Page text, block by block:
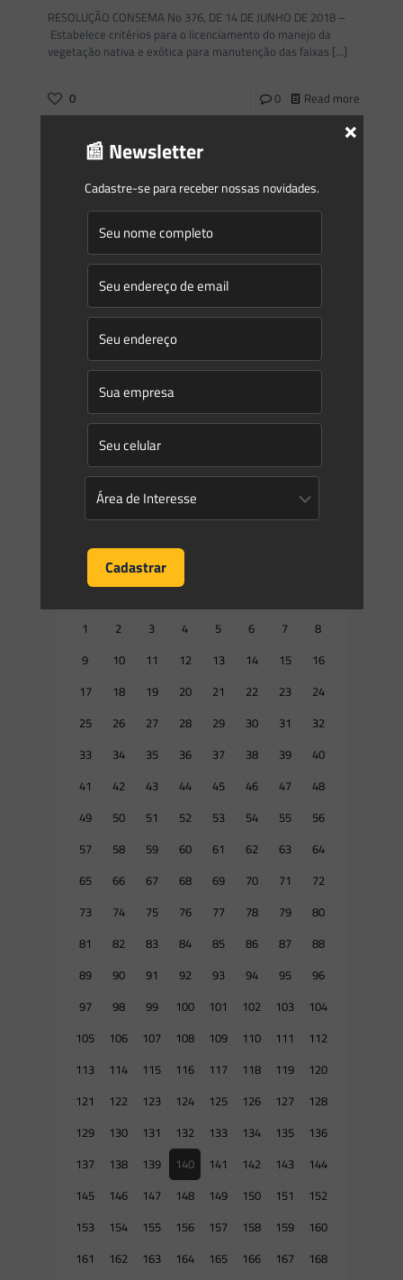
RESOLUÇÃO CONSEMA No 376, DE 14 DE JUNHO DE 2018 –
Estabelece critérios para o licenciamento do manejo da
vegetação nativa e exótica para manutenção das faixas […]
0 0 Read more
Saes Advogados on
21/06/2018
Novidades | Âmbito Estadual: Santa Catarina
PORTARIA IMA No 136, DE 19 DE JUNHO DE 2018 Define
critérios e procedimentos administrativos para a
compensação por supressão de vegetação em Unidades de
Conservação administradas[…]
0 Read more
Bancos de áreas verdes viabilizam regularização ambiental
A legislação ambiental no Brasil é desafiadora e coloca o
país como um dos mais restritivos do mundo. No[…]
0 Read more
1 2 3 4 5 6 7
8
9
10 11 12 13 14 15
16
17
18 19 20 21 22 23
24
25
26 27 28 29 30 31
32
33
34 35 36 37 38 39
40
41
42 43 44 45 46 47
48
49
50 51 52 53 54 55
56
57
58 59 60 61 62 63
64
65
66 67 68 69 70 71
72
73
74 75 76 77 78 79
80
81
82 83 84 85 86 87
88
89
90 91 92 93 94 95
96
97
98 99 100 101 102 103
104
105
106 107 108 109 110 111
112
113
114 115 116 117 118 119
120
121
122 123 124 125 126 127
128
129
130 131 132 133 134 135
136
137
138 139 140 141 142 143
144
145
146 147 148 149 150 151
152
153
154 155 156 157 158 159
160
161
162 163 164 165 166 167
168
📰 Newsletter
Cadastre-se para receber nossas novidades.
×